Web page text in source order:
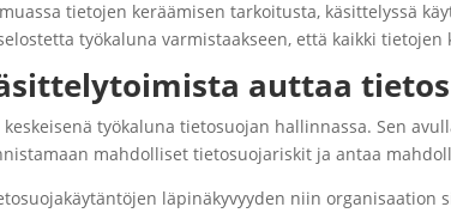
tietojen keräämisen tarkoitusta, käsittelyssä
työkaluna varmistaakseen, että kaikki
auttaa
työkaluna tietosuojan hallinnassa. Sen
mahdolliset tietosuojariskit ja antaa
läpinäkyvyyden niin